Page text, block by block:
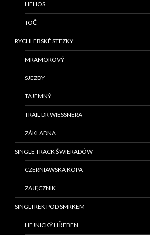
HELIOS
TOČ
RYCHLEBSKÉ STEZKY
MRAMOROVÝ
SJEZDY
TAJEMNÝ
TRAIL DR WIESSNERA
ZÁKLADNA
SINGLE TRACK ŚWIERADÓW
CZERNIAWSKA KOPA
ZAJĘCZNIK
SINGLTREK POD SMRKEM
HEJNICKÝ HŘEBEN